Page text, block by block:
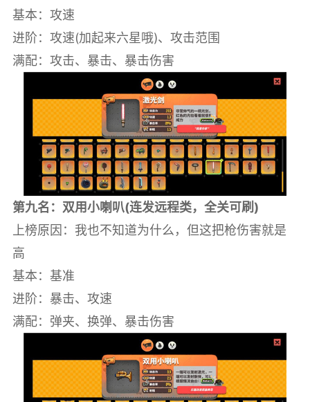
基本：攻速
进阶：攻速(加起来六星哦)、攻击范围
满配：攻击、暴击、暴击伤害
第九名：双用小喇叭(连发远程类，全关可刷)
上榜原因：我也不知道为什么，但这把枪伤害就是
高
基本：基准
进阶：暴击、攻速
满配：弹夹、换弹、暴击伤害